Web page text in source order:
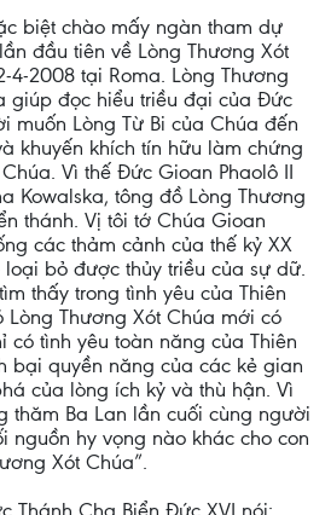
biệt chào mấy ngàn tham dự
đầu tiên về Lòng Thương Xót
4-2008 tại Roma. Lòng Thương
giúp đọc hiểu triều đại của Đức
muốn Lòng Từ Bi của Chúa đến
khuyến khích tín hữu làm chứng
Vì thế Đức Gioan Phaolô II
Kowalska, tông đồ Lòng Thương
thánh. Vị tôi tớ Chúa Gioan
các thảm cảnh của thế kỷ XX
bỏ được thủy triều của sự dữ.
thấy trong tình yêu của Thiên
Lòng Thương Xót Chúa mới có
có tình yêu toàn năng của Thiên
bại quyền năng của các kẻ gian
của lòng ích kỷ và thù hận. Vì
thăm Ba Lan lần cuối cùng người
nguồn hy vọng nào khác cho con
Xót Chúa”.